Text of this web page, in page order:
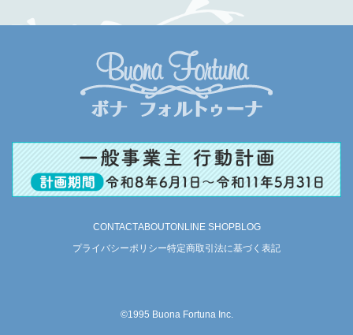
CONTACTABOUTONLINE SHOPBLOG
プライバシーポリシー特定商取引法に基づく表記
©1995 Buona Fortuna Inc.